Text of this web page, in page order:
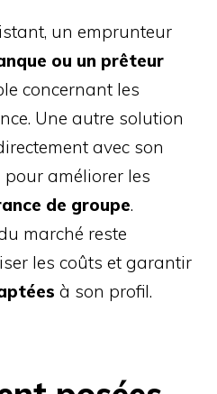
un emprunteur
ou un prêteur
concernant les
Une autre solution
avec son
améliorer les
de groupe.
marché reste
les coûts et garantir
à son profil.